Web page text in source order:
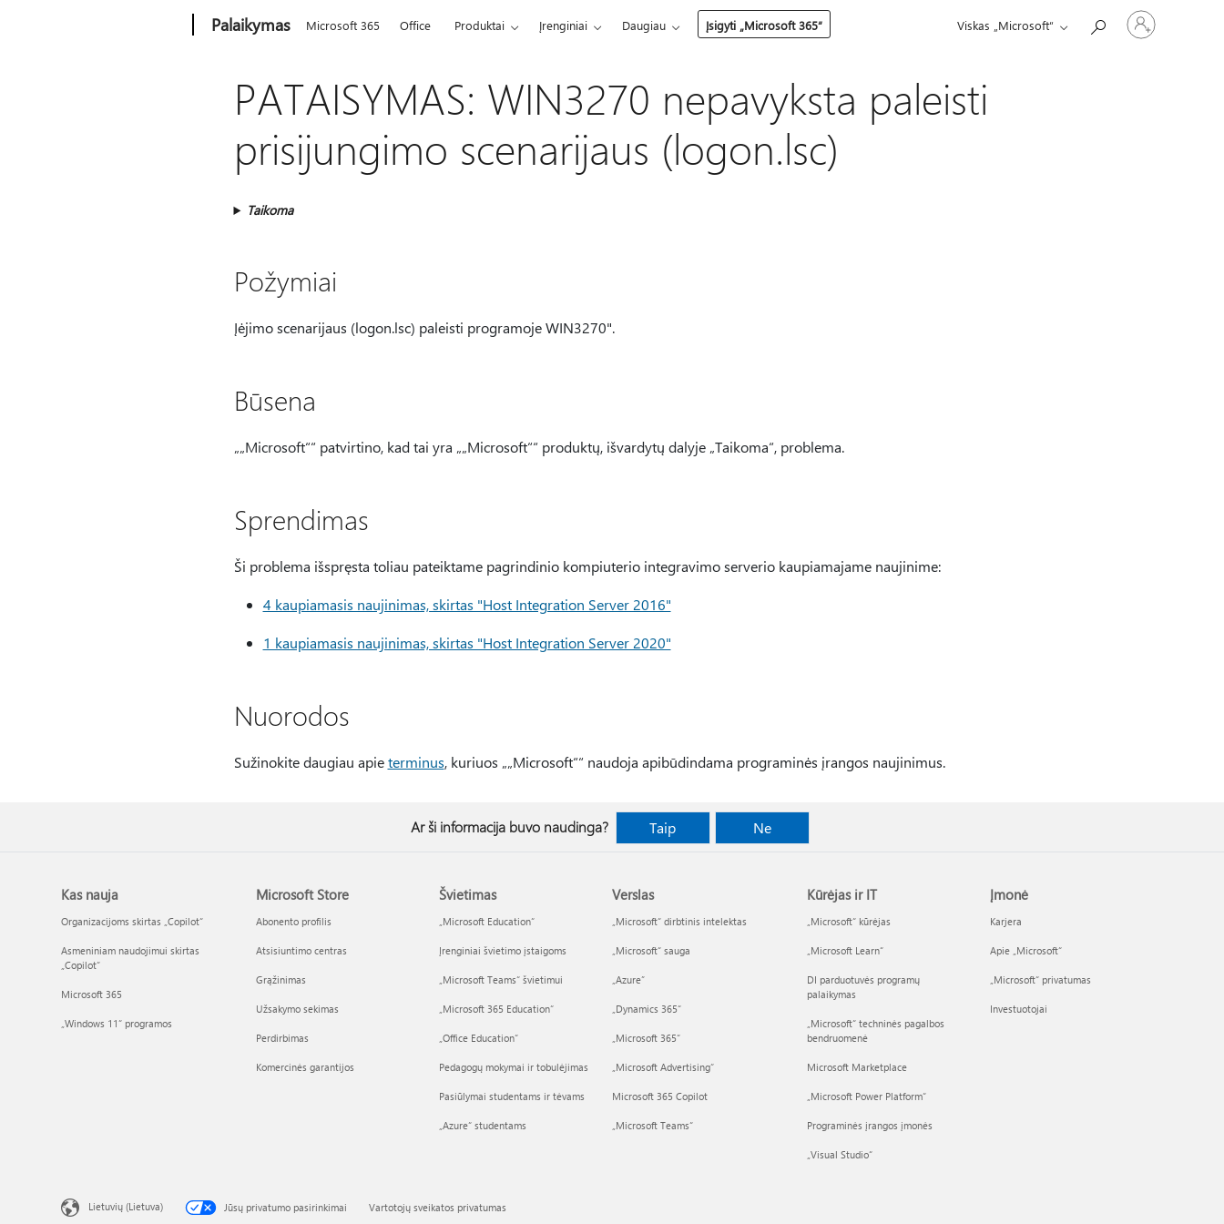
Palaikymas Microsoft 365 Office Produktai Įrenginiai Daugiau Įsigyti „Microsoft 365“ Viskas „Microsoft“
Prisijunkite
prie
paskyros
PATAISYMAS: WIN3270 nepavyksta paleisti
prisijungimo scenarijaus (logon.lsc)
Taikoma
Požymiai
Įėjimo scenarijaus (logon.lsc) paleisti programoje WIN3270".
Būsena
„„Microsoft““ patvirtino, kad tai yra „„Microsoft““ produktų, išvardytų dalyje „Taikoma“, problema.
Sprendimas
Ši problema išspręsta toliau pateiktame pagrindinio kompiuterio integravimo serverio kaupiamajame naujinime:
4 kaupiamasis naujinimas, skirtas "Host Integration Server 2016"
1 kaupiamasis naujinimas, skirtas "Host Integration Server 2020"
Nuorodos
Sužinokite daugiau apieterminus, kuriuos „„Microsoft““ naudoja apibūdindama programinės įrangos naujinimus.
Ar ši informacija buvo naudinga? Taip Ne
Kas nauja
Organizacijoms skirtas „Copilot“
Asmeniniam naudojimui skirtas
„Copilot“
Microsoft 365
„Windows 11“ programos
Microsoft Store
Abonento profilis
Atsisiuntimo centras
Grąžinimas
Užsakymo sekimas
Perdirbimas
Komercinės garantijos
Švietimas
„Microsoft Education“
Įrenginiai švietimo įstaigoms
„Microsoft Teams“ švietimui
„Microsoft 365 Education“
„Office Education“
Pedagogų mokymai ir tobulėjimas
Pasiūlymai studentams ir tėvams
„Azure“ studentams
Verslas
„Microsoft“ dirbtinis intelektas
„Microsoft“ sauga
„Azure”
„Dynamics 365“
„Microsoft 365“
„Microsoft Advertising“
Microsoft 365 Copilot
„Microsoft Teams“
Kūrėjas ir IT
„Microsoft“ kūrėjas
„Microsoft Learn“
DI parduotuvės programų
palaikymas
„Microsoft“ techninės pagalbos
bendruomenė
Microsoft Marketplace
„Microsoft Power Platform“
Programinės įrangos įmonės
„Visual Studio“
Įmonė
Karjera
Apie „Microsoft“
„Microsoft“ privatumas
Investuotojai
Lietuvių (Lietuva) Jūsų privatumo pasirinkimai Vartotojų sveikatos privatumas